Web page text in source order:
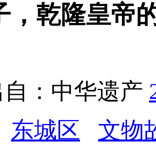
，乾隆皇帝
：中华遗产
东城区
文物